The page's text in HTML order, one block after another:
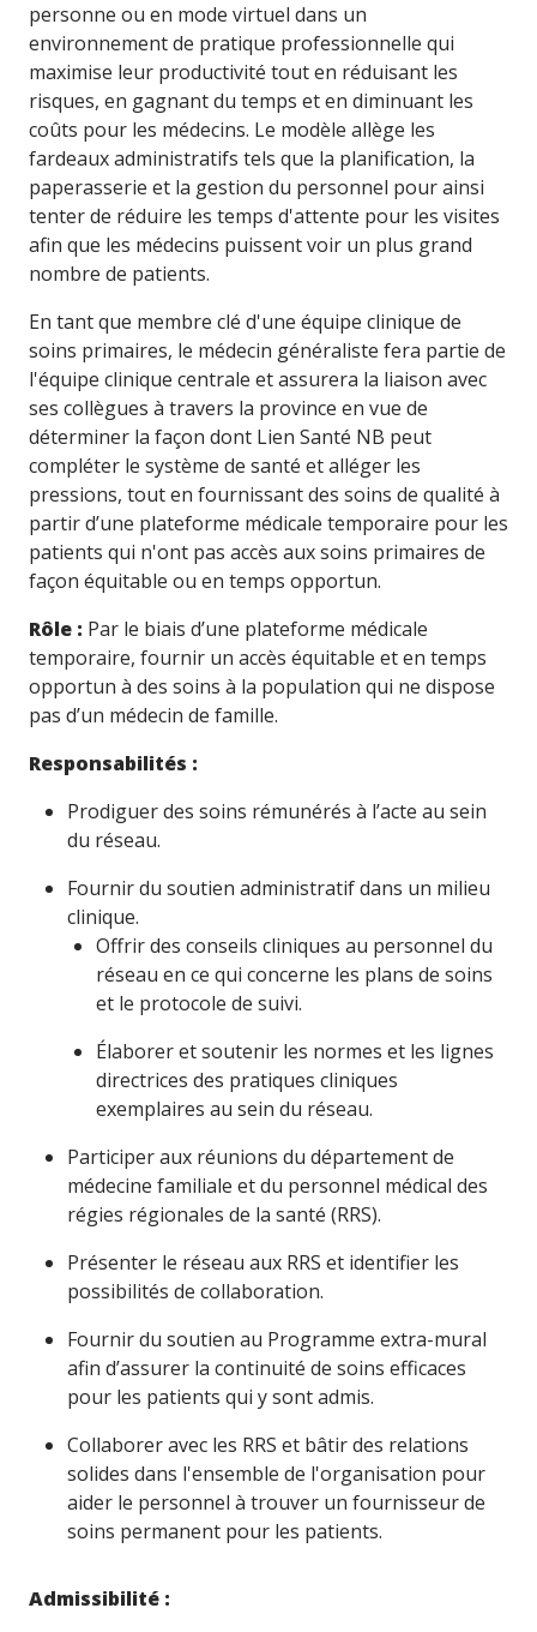
personne ou en mode virtuel dans un
environnement de pratique professionnelle qui
maximise leur productivité tout en réduisant les
risques, en gagnant du temps et en diminuant les
coûts pour les médecins. Le modèle allège les
fardeaux administratifs tels que la planification, la
paperasserie et la gestion du personnel pour ainsi
tenter de réduire les temps d'attente pour les visites
afin que les médecins puissent voir un plus grand
nombre de patients.
En tant que membre clé d'une équipe clinique de
soins primaires, le médecin généraliste fera partie de
l'équipe clinique centrale et assurera la liaison avec
ses collègues à travers la province en vue de
déterminer la façon dont Lien Santé NB peut
compléter le système de santé et alléger les
pressions, tout en fournissant des soins de qualité à
partir d’une plateforme médicale temporaire pour les
patients qui n'ont pas accès aux soins primaires de
façon équitable ou en temps opportun.
Rôle : Par le biais d’une plateforme médicale
temporaire, fournir un accès équitable et en temps
opportun à des soins à la population qui ne dispose
pas d’un médecin de famille.
Responsabilités :
Prodiguer des soins rémunérés à l’acte au sein
du réseau.
Fournir du soutien administratif dans un milieu
clinique.
Offrir des conseils cliniques au personnel du
réseau en ce qui concerne les plans de soins
et le protocole de suivi.
Élaborer et soutenir les normes et les lignes
directrices des pratiques cliniques
exemplaires au sein du réseau.
Participer aux réunions du département de
médecine familiale et du personnel médical des
régies régionales de la santé (RRS).
Présenter le réseau aux RRS et identifier les
possibilités de collaboration.
Fournir du soutien au Programme extra-mural
afin d’assurer la continuité de soins efficaces
pour les patients qui y sont admis.
Collaborer avec les RRS et bâtir des relations
solides dans l'ensemble de l'organisation pour
aider le personnel à trouver un fournisseur de
soins permanent pour les patients.
Admissibilité :